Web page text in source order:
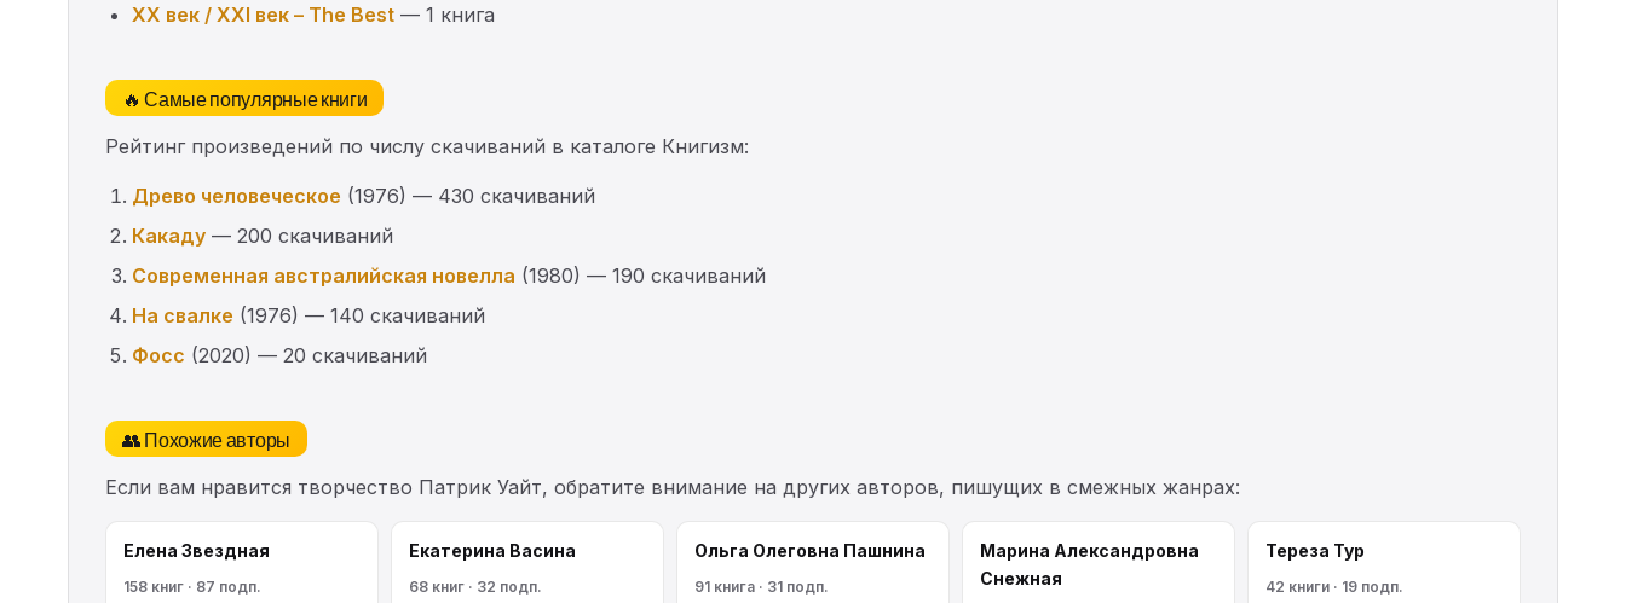
XX век / XXI век – The Best — 1 книга
🔥 Самые популярные книги
Рейтинг произведений по числу скачиваний в каталоге Книгизм:
Древо человеческое (1976) — 430 скачиваний
Какаду — 200 скачиваний
Современная австралийская новелла (1980) — 190 скачиваний
На свалке (1976) — 140 скачиваний
Фосс (2020) — 20 скачиваний
👥 Похожие авторы
Если вам нравится творчество Патрик Уайт, обратите внимание на других авторов, пишущих в смежных жанрах:
Елена Звездная
158 книг · 87 подп.
Екатерина Васина
68 книг · 32 подп.
Ольга Олеговна Пашнина
91 книга · 31 подп.
Марина Александровна
Снежная
Тереза Тур
42 книги · 19 подп.